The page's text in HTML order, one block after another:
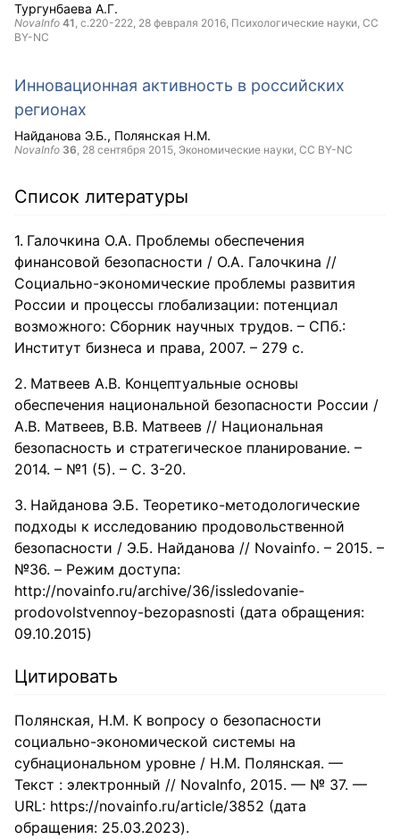
Тургунбаева А.Г.
NovaInfo 41, с.220-222, 28 февраля 2016, Психологические науки, CC
BY-NC
Инновационная активность в российских
регионах
Найданова Э.Б. Полянская Н.М.
NovaInfo 36, 28 сентября 2015, Экономические науки, CC BY-NC
Список литературы
Галочкина О.А. Проблемы обеспечения
финансовой безопасности / О.А. Галочкина //
Социально-экономические проблемы развития
России и процессы глобализации: потенциал
возможного: Сборник научных трудов. – СПб.:
Институт бизнеса и права, 2007. – 279 с.
​Матвеев А.В. Концептуальные основы
обеспечения национальной безопасности России /
А.В. Матвеев, В.В. Матвеев // Национальная
безопасность и стратегическое планирование. –
2014. – №1 (5). – С. 3-20.
​Найданова Э.Б. Теоретико-методологические
подходы к исследованию продовольственной
безопасности / Э.Б. Найданова // Novainfo. – 2015. –
№36. – Режим доступа:
http://novainfo.ru/archive/36/issledovanie-
prodovolstvennoy-bezopasnosti (дата обращения:
09.10.2015)
Цитировать
Полянская, Н.М. К вопросу о безопасности
социально-экономической системы на
субнациональном уровне / Н.М. Полянская. —
Текст : электронный // NovaInfo, 2015. — № 37. —
URL: https://novainfo.ru/article/3852 (дата
обращения: 25.03.2023).